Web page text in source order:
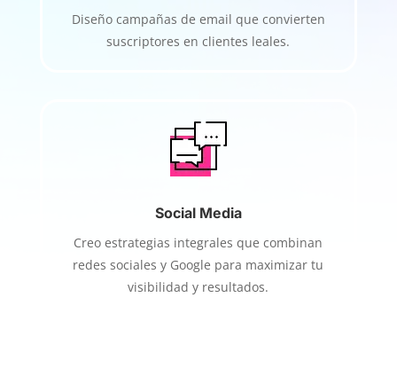
Diseño campañas de email que convierten
suscriptores en clientes leales.
Social Media
Creo estrategias integrales que combinan
redes sociales y Google para maximizar tu
visibilidad y resultados.